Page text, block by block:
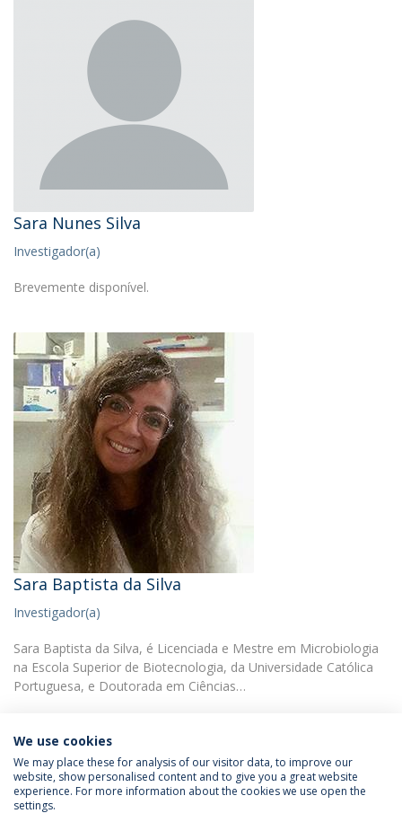
Sara Nunes Silva
Investigador(a)
Brevemente disponível.
Sara Baptista da Silva
Investigador(a)
Sara Baptista da Silva, é Licenciada e Mestre em Microbiologia
na Escola Superior de Biotecnologia, da Universidade Católica
Portuguesa, e Doutorada em Ciências…
Política de Privacidade
Termos & Condições
We use cookies
We may place these for analysis of our visitor data, to improve our
website, show personalised content and to give you a great website
experience. For more information about the cookies we use open the
settings.